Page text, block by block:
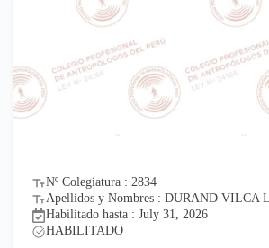
Nº Colegiatura : 2834
Apellidos y Nombres : DURAND VILCA
Habilitado hasta : July 31, 2026
HABILITADO